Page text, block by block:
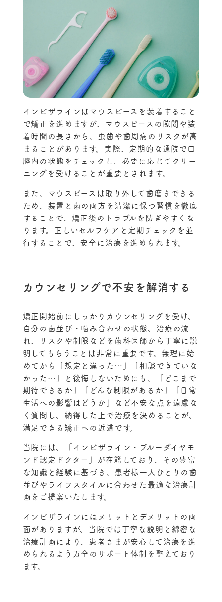
インビザラインはマウスピースを装着すること
で矯正を進めますが、マウスピースの隙間や装
着時間の長さから、虫歯や歯周病のリスクが高
まることがあります。実際、定期的な通院で口
腔内の状態をチェックし、必要に応じてクリー
ニングを受けることが重要とされます。
また、マウスピースは取り外して歯磨きできる
ため、装置と歯の両方を清潔に保つ習慣を徹底
することで、矯正後のトラブルを防ぎやすくな
ります。正しいセルフケアと定期チェックを並
行することで、安全に治療を進められます。
カウンセリングで不安を解消する
矯正開始前にしっかりカウンセリングを受け、
自分の歯並び・噛み合わせの状態、治療の流
れ、リスクや制限などを歯科医師から丁寧に説
明してもらうことは非常に重要です。無理に始
めてから「想定と違った…」「相談できていな
かった…」と後悔しないためにも、「どこまで
期待できるか」「どんな制限があるか」「日常
生活への影響はどうか」など不安な点を遠慮な
く質問し、納得した上で治療を決めることが、
満足できる矯正への近道です。
当院には、「インビザライン・ブルーダイヤモ
ンド認定ドクター」が在籍しており、その豊富
な知識と経験に基づき、患者様一人ひとりの歯
並びやライフスタイルに合わせた最適な治療計
画をご提案いたします。
インビザラインにはメリットとデメリットの両
面がありますが、当院では丁寧な説明と綿密な
治療計画により、患者さまが安心して治療を進
められるよう万全のサポート体制を整えており
ます。